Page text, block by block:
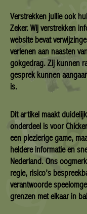
Verstrekken jullie ook
Zeker. Wij verstrekken
website bevat
verlenen aan naasten
gokgedrag. Zij kunnen
gesprek kunnen
is.
Dit artikel maakt
onderdeel is voor
een plezierige game,
heldere informatie en
Nederland. Ons
regie, risico’s
verantwoorde
grenzen met elkaar in